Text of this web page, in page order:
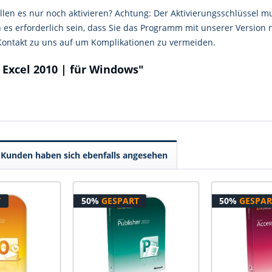
es nur noch aktivieren? Achtung: Der Aktivierungsschlüssel
erforderlich sein, dass Sie das Programm mit unserer
zu uns auf um Komplikationen zu vermeiden.
2010 | für Windows"
Kunden haben sich ebenfalls angesehen
50% GESPART 50%